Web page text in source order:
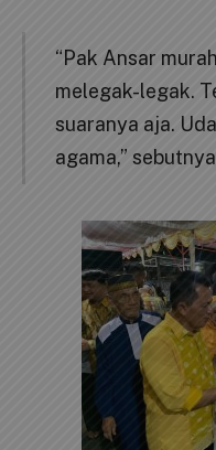
“Pak Ansar
melegak-legak.
suaranya aja.
agama,”